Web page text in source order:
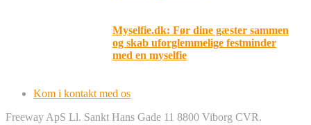
Myselfie.dk: Før dine gæster sammen
og skab uforglemmelige festminder
med en myselfie
Kom i kontakt med os
Freeway ApS Ll. Sankt Hans Gade 11 8800 Viborg CVR.